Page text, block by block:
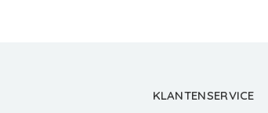
KLANTENSERVICE